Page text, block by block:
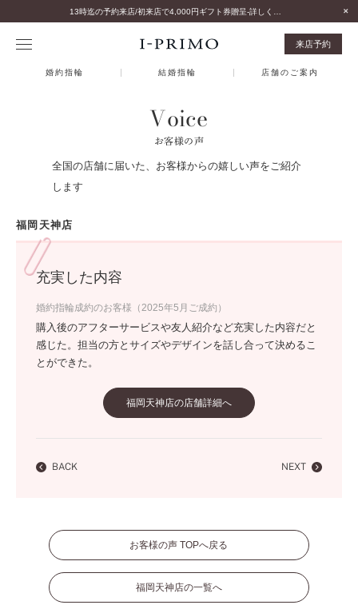
来店予約
婚約指輪 結婚指輪 店舗のご案内
Voice
お客様の声
全国の店舗に届いた、お客様からの嬉しい声をご紹介
します
福岡天神店
充実した内容
婚約指輪成約のお客様（2025年5月ご成約）
購入後のアフターサービスや友人紹介など充実した内容だと
感じた。担当の方とサイズやデザインを話し合って決めるこ
とができた。
福岡天神店の店舗詳細へ
BACK NEXT
お客様の声 TOPへ戻る
福岡天神店の一覧へ